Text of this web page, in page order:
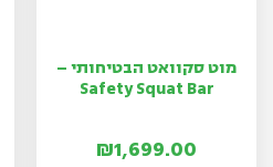
מוט סקוואט הבטיחותי –
Safety Squat Bar
₪1,699.00